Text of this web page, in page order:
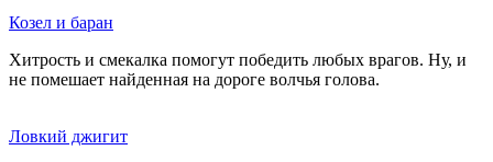
Козел и баран
Хитрость и смекалка помогут победить любых врагов. Ну, и
не помешает найденная на дороге волчья голова.
Ловкий джигит